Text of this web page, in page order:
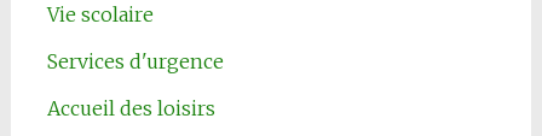
Vie scolaire
Services d'urgence
Accueil des loisirs